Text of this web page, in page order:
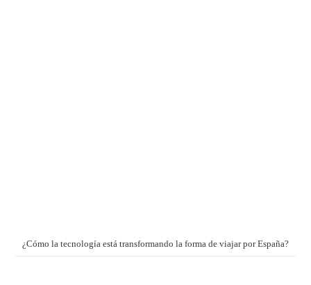
¿Cómo la tecnología está transformando la forma de viajar por España?